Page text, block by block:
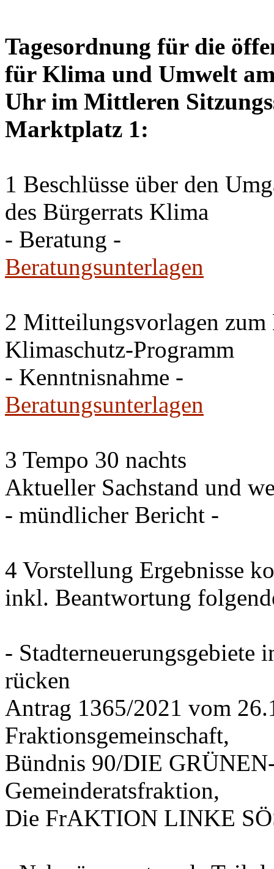
Tagesordnung für die
für Klima und Umwelt
Uhr im Mittleren
Marktplatz 1:
1 Beschlüsse über den
des Bürgerrats Klima
- Beratung -
Beratungsunterlagen
2 Mitteilungsvorlagen zum
Klimaschutz-Programm
- Kenntnisnahme -
Beratungsunterlagen
3 Tempo 30 nachts
Aktueller Sachstand und
- mündlicher Bericht -
4 Vorstellung Ergebnisse
inkl. Beantwortung
- Stadterneuerungsgebiete
rücken
Antrag 1365/2021 vom
Fraktionsgemeinschaft,
Bündnis 90/DIE
Gemeinderatsfraktion,
Die FrAKTION LINKE